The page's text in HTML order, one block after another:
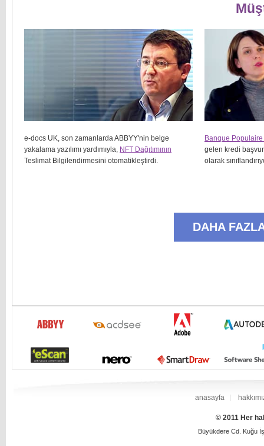
e-docs UK, son zamanlarda ABBYY'nin belge
yakalama yazılımı yardımıyla, NFT Dağıtımının
Teslimat Bilgilendirmesini otomatikleştirdi.
Banque Populaire
gelen kredi
olarak
DAHA
anasayfa
© 2011 Her
Büyükdere Cd. Kuğu